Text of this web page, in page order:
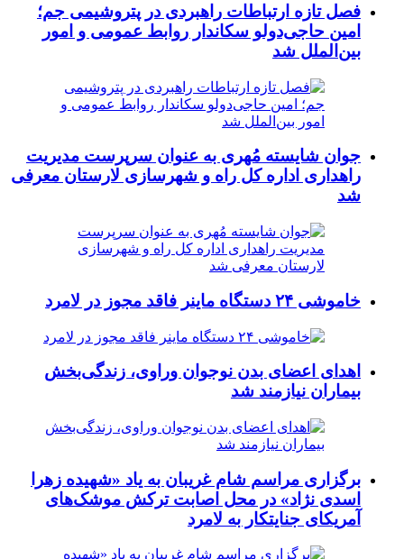
فصل تازه ارتباطات راهبردی در پتروشیمی جم؛
امین حاجی‌دولو سکاندار روابط عمومی و امور
بین‌الملل شد
جوان شایسته مُهری به عنوان سرپرست مدیریت
راهداری اداره کل راه و شهرسازی لارستان معرفی
شد
خاموشی ۲۴ دستگاه ماینر فاقد مجوز در لامرد
اهدای اعضای بدن نوجوان وراوی، زندگی‌بخش
بیماران نیازمند شد
برگزاری مراسم شام غریبان به یاد «شهیده زهرا
اسدی نژاد» در محل اصابت ترکش موشک‌های
آمریکای جنایتکار به لامرد